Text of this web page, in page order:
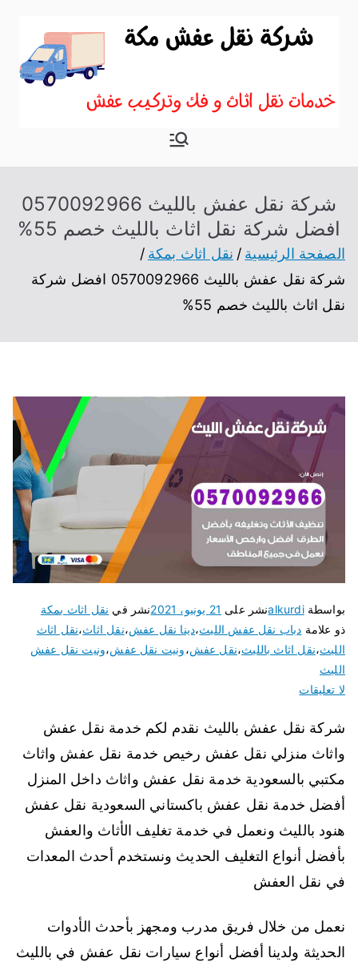
بمكة
موقع آخر في نقل عفش
شركة نقل عفش بالليث 0570092966
افضل شركة نقل اثاث بالليث خصم 55%
الصفحة الرئيسية
نقل اثاث بمكة
شركة نقل عفش بالليث 0570092966 افضل شركة
نقل اثاث بالليث خصم 55%
بواسطةalkurdiنشر على 21 يونيو، 2021 نشر في نقل اثاث بمكة
ذو علامة دباب نقل عفش الليث،دينا نقل عفش،نقل اثاث،نقل اثاث
الليث،نقل اثاث بالليث،نقل عفش،ونيت نقل عفش،ونيت نقل عفش
الليث
لا تعليقات
شركة نقل عفش بالليث نقدم لكم خدمة نقل عفش
واثاث منزلي نقل عفش رخيص خدمة نقل عفش واثاث
مكتبي بالسعودية خدمة نقل عفش واثاث داخل المنزل
أفضل خدمة نقل عفش باكستاني السعودية نقل عفش
هنود بالليث ونعمل في خدمة تغليف الأثاث والعفش
بأفضل أنواع التغليف الحديث ونستخدم أحدث المعدات
في نقل العفش
نعمل من خلال فريق مدرب ومجهز بأحدث الأدوات
الحديثة ولدينا أفضل أنواع سيارات نقل عفش في بالليث